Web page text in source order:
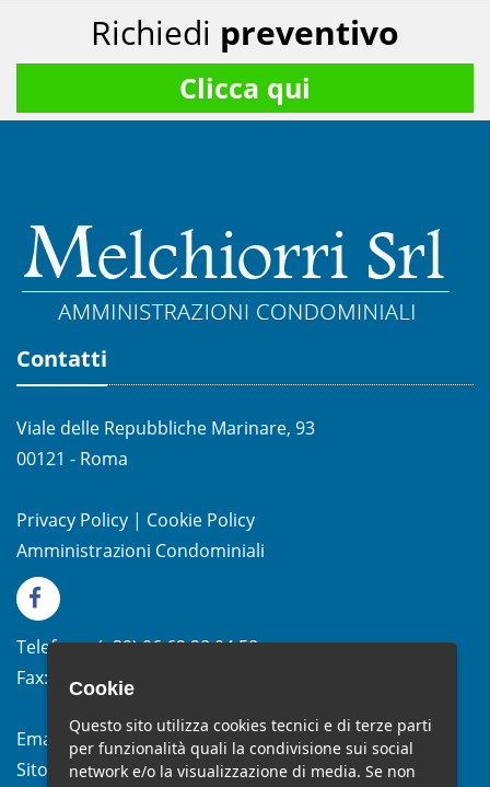
Richiedi preventivo
Clicca qui
Contatti
Viale delle Repubbliche Marinare, 93
00121 - Roma
Privacy Policy | Cookie Policy
Amministrazioni Condominiali
Telefono:(+39)06.62.28.04.58
Fax:
(+39) 06.99.33.19.10
Email: info@studiomelchiorri.it
Sito Web:www.stmelchiorri.it
Cookie
Questo sito utilizza cookies tecnici e di terze parti
per funzionalità quali la condivisione sui social
network e/o la visualizzazione di media. Se non